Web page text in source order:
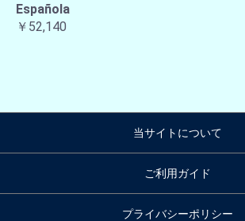
Española
￥52,140
当サイトについて
ご利用ガイド
プライバシーポリシー